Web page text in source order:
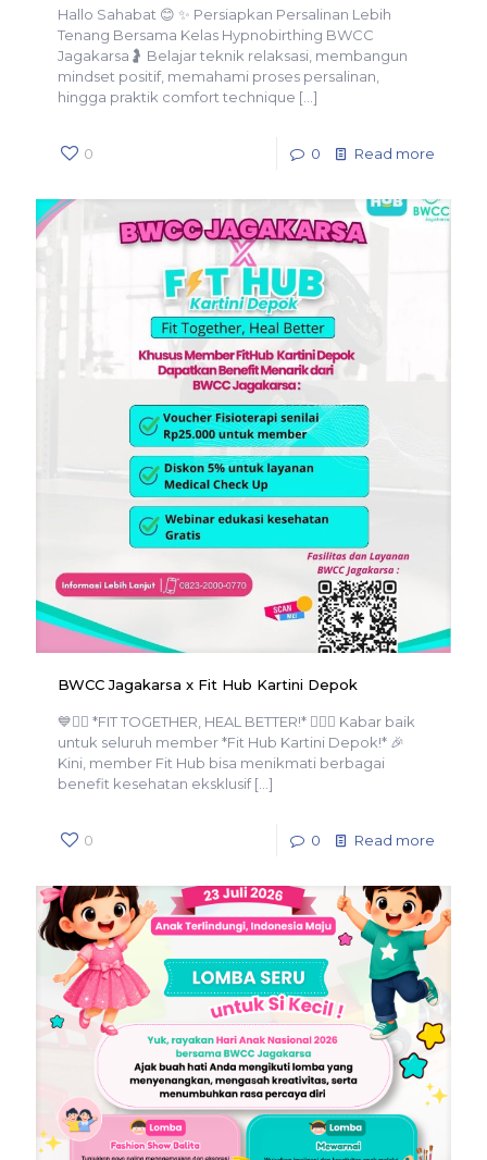
Hallo Sahabat 😊 ✨ Persiapkan Persalinan Lebih
Tenang Bersama Kelas Hypnobirthing BWCC
Jagakarsa🤰 Belajar teknik relaksasi, membangun
mindset positif, memahami proses persalinan,
hingga praktik comfort technique […]
0 0 Read more
BWCC Jagakarsa x Fit Hub Kartini Depok
💙🏋️‍♀️ *FIT TOGETHER, HEAL BETTER!* 🏋️‍♂️💙 Kabar baik
untuk seluruh member *Fit Hub Kartini Depok!* 🎉
Kini, member Fit Hub bisa menikmati berbagai
benefit kesehatan eksklusif[…]
0 0 Read more